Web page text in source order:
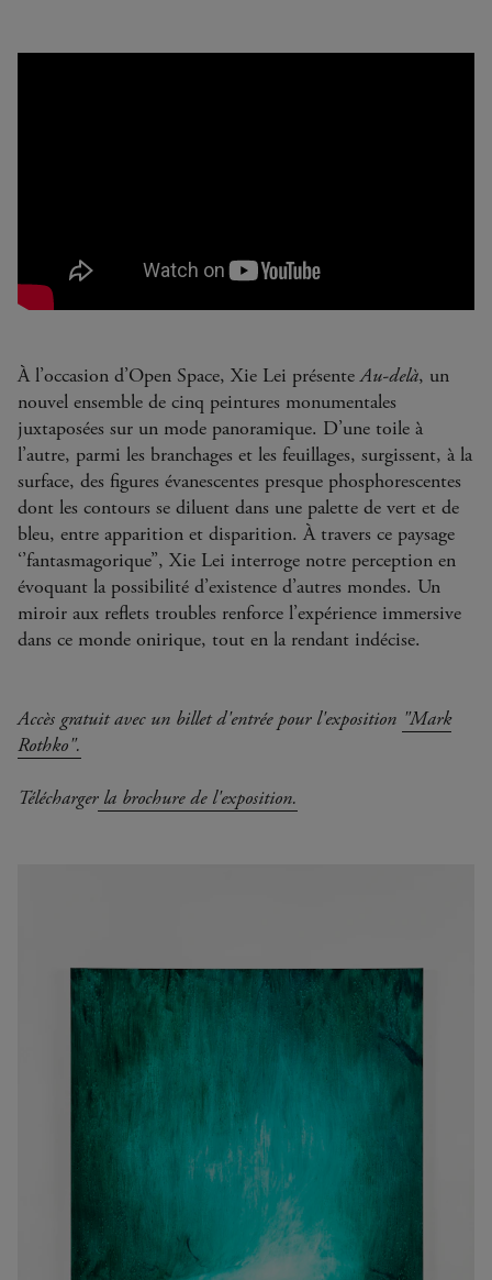
À l’occasion d’Open Space, Xie Lei présenteAu-delà, un
nouvel ensemble de cinq peintures monumentales
juxtaposées sur un mode panoramique. D’une toile à
l’autre, parmi les branchages et les feuillages, surgissent, à la
surface, des figures évanescentes presque phosphorescentes
dont les contours se diluent dans une palette de vert et de
bleu, entre apparition et disparition. À travers ce paysage
‘’fantasmagorique’’, Xie Lei interroge notre perception en
évoquant la possibilité d’existence d’autres mondes. Un
miroir aux reflets troubles renforce l’expérience immersive
dans ce monde onirique, tout en la rendant indécise.
Accès gratuit avec un billet d'entrée pour l'exposition "Mark
Rothko".
Téléchargerla brochure de l'exposition.